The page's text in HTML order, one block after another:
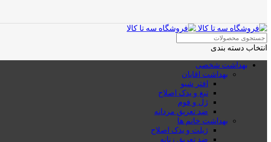
انتخاب دسته بندی
بهداشت شخصی
بهداشت اقایان
افتر شیو
تیغ و یدک اصلاح
ژل و فوم
ضد تعریق مردانه
بهداشت خانم ها
ژیلت و یدک اصلاح
ضد تعریق زنانه